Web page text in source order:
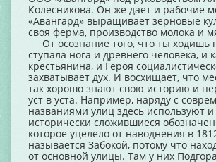
Колесникова. Он же дает и рабочие
«Авангард» выращивает зерновые
своя ферма, производство молока и
От осознание того, что ты ходишь
ступала нога и древнего человека, и
крестьянина, и Героя
захватывает дух. И восхищает, что
так хорошо знают свою историю и
уст в уста. Например, наряду с
названиями улиц здесь используют и
исторически сложившиеся
которое уцелело от наводнения в
называется Забокой, потому что
от основной улицы. Там у них